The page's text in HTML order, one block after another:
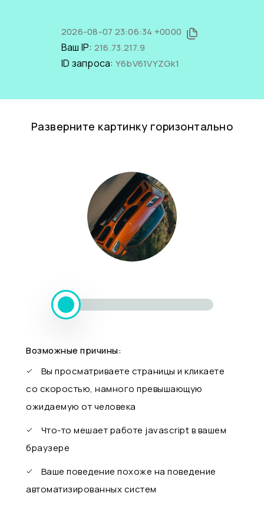
2026-08-07 23:06:34 +0000
Ваш IP: 216.73.217.9
ID запроса: Y6bV61VYZGk1
Разверните картинку горизонтально
Возможные причины:
Вы просматриваете страницы и кликаете
со скоростью, намного превышающую
ожидаемую от человека
Что-то мешает работе javascript в вашем
браузере
Ваше поведение похоже на поведение
автоматизированных систем